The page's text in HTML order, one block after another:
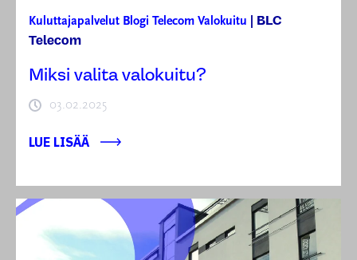
Kuluttajapalvelut Blogi Telecom Valokuitu
BLC
Telecom
Miksi valita valokuitu?
03.02.2025
LUE LISÄÄ